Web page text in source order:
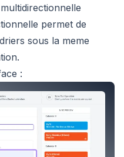
permet de
sous la meme
: